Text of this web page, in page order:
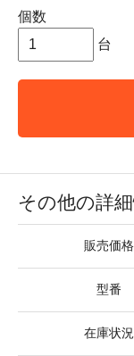
個数
台
その他の詳
販売価格
型番
在庫状況